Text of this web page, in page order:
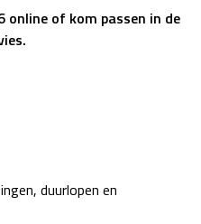
online of kom passen in de
duurlopen en